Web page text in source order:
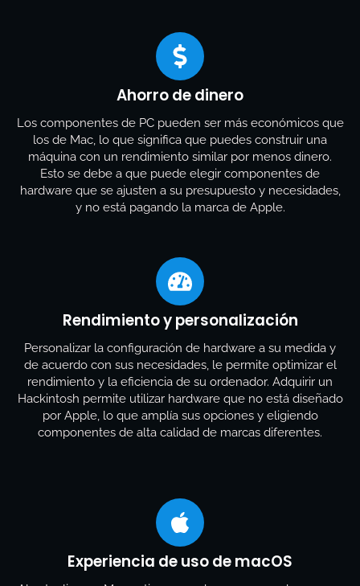
Ahorro de dinero
Los componentes de PC pueden ser más económicos que
los de Mac, lo que significa que puedes construir una
máquina con un rendimiento similar por menos dinero.
Esto se debe a que puede elegir componentes de
hardware que se ajusten a su presupuesto y necesidades,
y no está pagando la marca de Apple.
Rendimiento y personalización
Personalizar la configuración de hardware a su medida y
de acuerdo con sus necesidades, le permite optimizar el
rendimiento y la eficiencia de su ordenador. Adquirir un
Hackintosh permite utilizar hardware que no está diseñado
por Apple, lo que amplía sus opciones y eligiendo
componentes de alta calidad de marcas diferentes.
Experiencia de uso de macOS